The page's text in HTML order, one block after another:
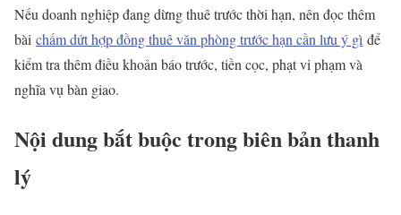
Nếu doanh nghiệp đang dừng thuê trước thời hạn, nên đọc thêm
bài chấm dứt hợp đồng thuê văn phòng trước hạn cần lưu ý gì để
kiểm tra thêm điều khoản báo trước, tiền cọc, phạt vi phạm và
nghĩa vụ bàn giao.
Nội dung bắt buộc trong biên bản thanh
lý